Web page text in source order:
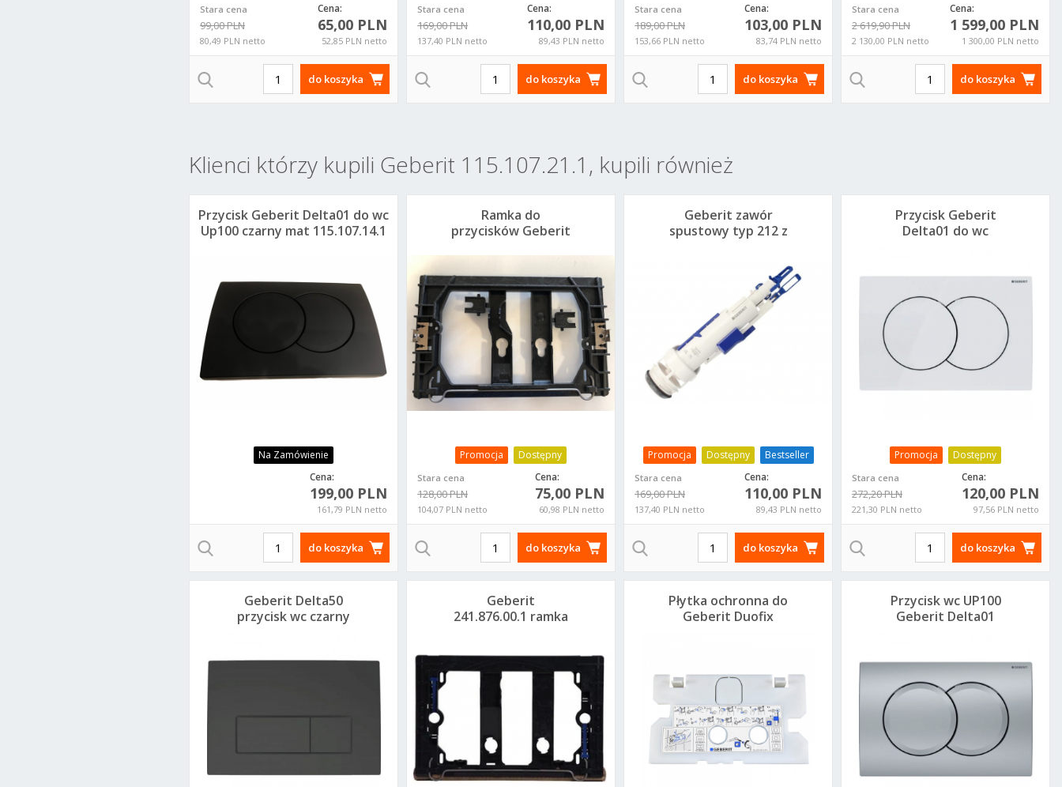
Stara cena
99,00 PLN
80,49 PLN netto
Cena:
65,00 PLN
52,85 PLN netto
do koszyka
Stara cena
169,00 PLN
137,40 PLN netto
Cena:
110,00 PLN
89,43 PLN netto
do koszyka
Stara cena
189,00 PLN
153,66 PLN netto
Cena:
103,00 PLN
83,74 PLN netto
do koszyka
Stara cena
2 619,90 PLN
2 130,00 PLN netto
Cena:
1 599,00 PLN
1 300,00 PLN netto
do koszyka
Klienci którzy kupili Geberit 115.107.21.1, kupili również
Na Zamówienie
Cena:
199,00 PLN
161,79 PLN netto
Przycisk Geberit Delta01 do wc
Up100 czarny mat 115.107.14.1
do koszyka
Promocja Dostępny
Stara cena
128,00 PLN
104,07 PLN netto
Cena:
75,00 PLN
60,98 PLN netto
Ramka do
przycisków Geberit
do koszyka
Promocja Dostępny Bestseller
Stara cena
169,00 PLN
137,40 PLN netto
Cena:
110,00 PLN
89,43 PLN netto
Geberit zawór
spustowy typ 212 z
do koszyka
Promocja Dostępny
Stara cena
272,20 PLN
221,30 PLN netto
Cena:
120,00 PLN
97,56 PLN netto
Przycisk Geberit
Delta01 do wc
do koszyka
Geberit Delta50
przycisk wc czarny
Geberit
241.876.00.1 ramka
Płytka ochronna do
Geberit Duofix
Przycisk wc UP100
Geberit Delta01